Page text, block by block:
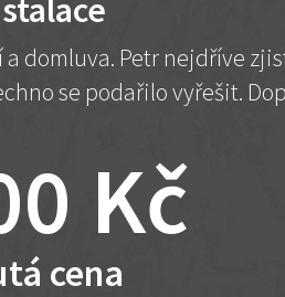
domluva. Petr nejdříve
se podařilo vyřešit.
Kč
cena